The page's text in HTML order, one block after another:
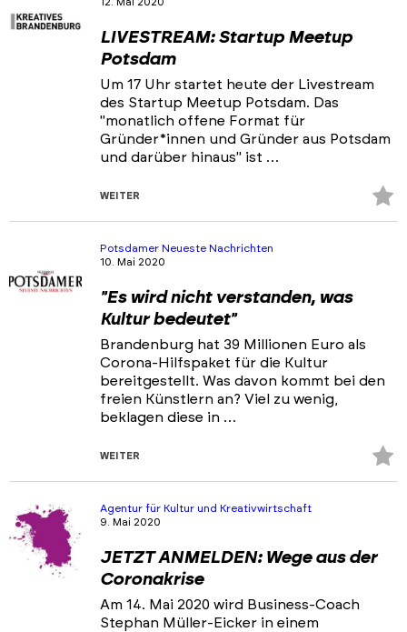
LIVESTREAM: Startup Meetup
Potsdam
Um 17 Uhr startet heute der Livestream
des Startup Meetup Potsdam. Das
"monatlich offene Format für
Gründer*innen und Gründer aus Potsdam
und darüber hinaus" ist …
WEITER
Potsdamer Neueste Nachrichten
10. Mai 2020
"Es wird nicht verstanden, was
Kultur bedeutet"
Brandenburg hat 39 Millionen Euro als
Corona-Hilfspaket für die Kultur
bereitgestellt. Was davon kommt bei den
freien Künstlern an? Viel zu wenig,
beklagen diese in …
WEITER
Agentur für Kultur und Kreativwirtschaft
9. Mai 2020
JETZT ANMELDEN: Wege aus der
Coronakrise
Am 14. Mai 2020 wird Business-Coach
Stephan Müller-Eicker in einem